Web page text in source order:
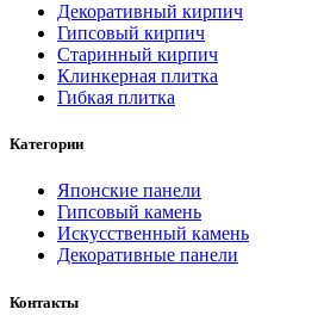
Декоративный кирпич
Гипсовый кирпич
Старинный кирпич
Клинкерная плитка
Гибкая плитка
Категории
Японские панели
Гипсовый камень
Искусственный камень
Декоративные панели
Контакты